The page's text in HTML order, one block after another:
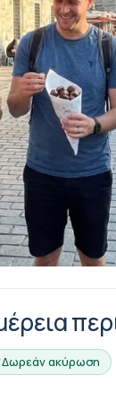
Δωρεάν ακύρωση